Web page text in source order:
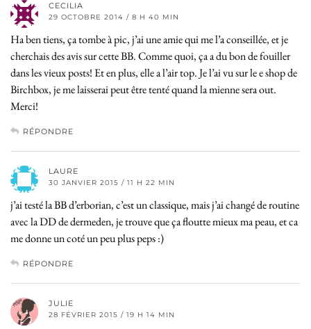
CECILIA
29 OCTOBRE 2014 / 8 H 40 MIN
Ha ben tiens, ça tombe à pic, j’ai une amie qui me l’a conseillée, et je
cherchais des avis sur cette BB. Comme quoi, ça a du bon de fouiller
dans les vieux posts! Et en plus, elle a l’air top. Je l’ai vu sur le e shop de
Birchbox, je me laisserai peut être tenté quand la mienne sera out.
Merci!
RÉPONDRE
LAURE
30 JANVIER 2015 / 11 H 22 MIN
j’ai testé la BB d’erborian, c’est un classique, mais j’ai changé de routine
avec la DD de dermeden, je trouve que ça floutte mieux ma peau, et ca
me donne un coté un peu plus peps :)
RÉPONDRE
JULIE
28 FÉVRIER 2015 / 19 H 14 MIN